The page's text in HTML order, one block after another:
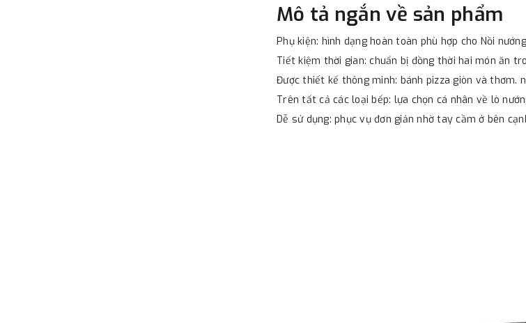
Mô tả ngắn về sản phẩm
Phụ kiện: hình dạng hoàn toàn phù hợp cho Nồi
Tiết kiệm thời gian: chuẩn bị đồng thời hai món ăn
Được thiết kế thông minh: bánh pizza giòn và thơm.
Trên tất cả các loại bếp: lựa chọn cá nhân về lò
Dễ sử dụng: phục vụ đơn giản nhờ tay cầm ở bên